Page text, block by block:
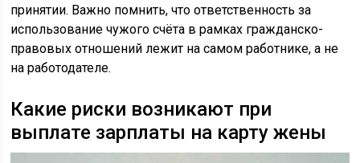
принятии. Важно помнить, что ответственность за
использование чужого счёта в рамках гражданско-
правовых отношений лежит на самом работнике, а не
на работодателе.
Какие риски возникают при
выплате зарплаты на карту жены